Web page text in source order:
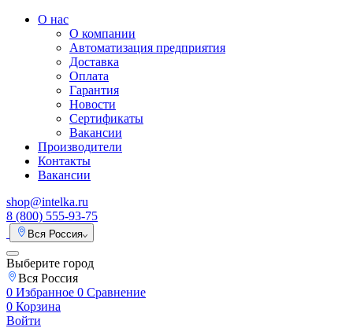
О нас
О компании
Автоматизация предприятия
Доставка
Оплата
Гарантия
Новости
Сертификаты
Вакансии
Производители
Контакты
Вакансии
shop@intelka.ru
8 (800) 555-93-75
Вся Россия
Выберите город
Вся Россия
0 Избранное 0 Сравнение
0 Корзина
Войти